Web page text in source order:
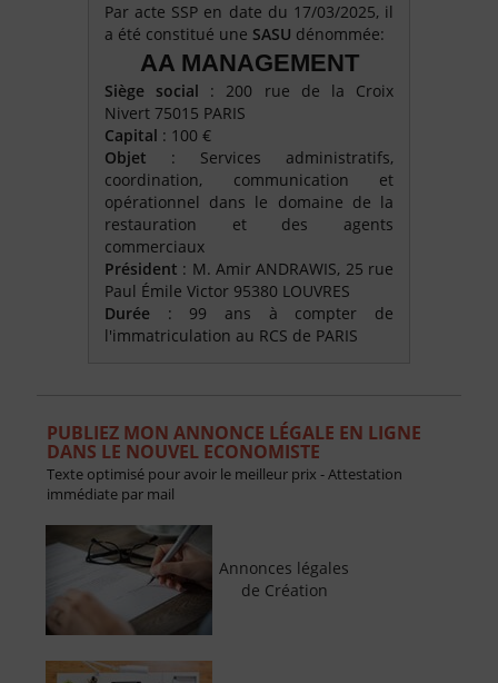
Par acte SSP en date du 17/03/2025, il
a été constitué une SASU dénommée:
AA MANAGEMENT
Siège social : 200 rue de la Croix
Nivert 75015 PARIS
Capital : 100 €
Objet : Services administratifs,
coordination, communication et
opérationnel dans le domaine de la
restauration et des agents
commerciaux
Président : M. Amir ANDRAWIS, 25 rue
Paul Émile Victor 95380 LOUVRES
Durée : 99 ans à compter de
l'immatriculation au RCS de PARIS
PUBLIEZ MON ANNONCE LÉGALE EN LIGNE
DANS LE NOUVEL ECONOMISTE
Texte optimisé pour avoir le meilleur prix - Attestation
immédiate par mail
Annonces légales
de Création